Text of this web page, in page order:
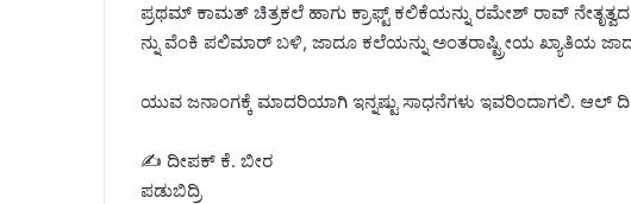
ಪ್ರಥಮ್ ಕಾಮತ್ ಚಿತ್ರಕಲೆ ಹಾಗು ಕ್ರಾಫ್ಟ್ ಕಲಿಕೆಯನ್ನು ರಮೇಶ್ ರಾವ್
ನ್ನು ವೆಂಕಿ ಪಲಿಮಾರ್ ಬಳಿ, ಜಾದೂ ಕಲೆಯನ್ನು ಅಂತರಾಷ್ಟ್ರೀಯ ಖ್ಯಾತಿಯ
ಯುವ ಜನಾಂಗಕ್ಕೆ ಮಾದರಿಯಾಗಿ ಇನ್ನಷ್ಟು ಸಾಧನೆಗಳು ಇವರಿಂದಾಗಲಿ. ಆಲ್
✍️ ದೀಪಕ್ ಕೆ. ಬೀರ
ಪಡುಬಿದ್ರಿ